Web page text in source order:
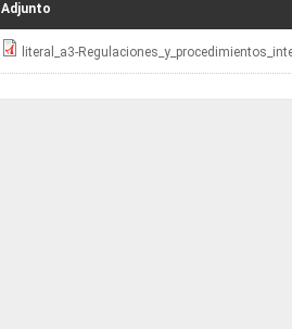
Adjunto
literal_a3-